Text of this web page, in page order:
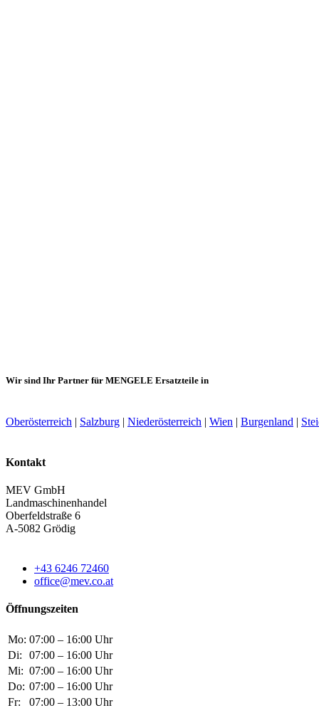
Wir sind Ihr Partner für MENGELE Ersatzteile in
Oberösterreich | Salzburg | Niederösterreich | Wien | Burgenland |
Kontakt
MEV GmbH
Landmaschinenhandel
Oberfeldstraße 6
A-5082 Grödig
+43 6246 72460
office@mev.co.at
Öffnungszeiten
Mo: 07:00 – 16:00 Uhr
Di:
07:00 – 16:00 Uhr
Mi: 07:00 – 16:00 Uhr
Do: 07:00 – 16:00 Uhr
Fr:
07:00 – 13:00 Uhr